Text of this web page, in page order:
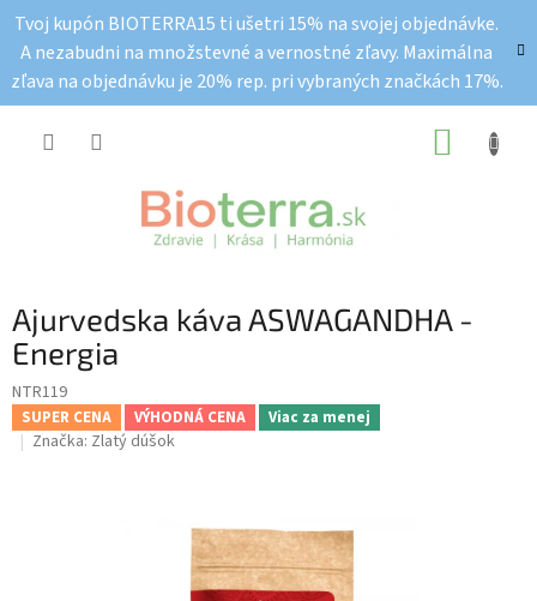
obsah
Tvoj kupón BIOTERRA15 ti ušetri 15% na svojej objednávke.
A nezabudni na množstevné a vernostné zľavy. Maximálna
zľava na objednávku je 20% rep. pri vybraných značkách 17%.
Ajurvedska káva ASWAGANDHA -
Energia
NTR119
SUPER CENA VÝHODNÁ CENA Viac za menej
Značka: Zlatý dúšok